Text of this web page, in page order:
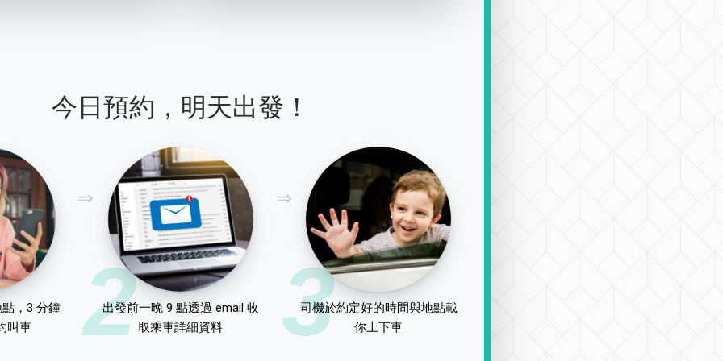
今日預約，明天出發！
，3 分鐘
叫車
2
出發前一晚 9 點透過 email 收
取乘車詳細資料
3
司機於約定好的時間與地點載
你上下車